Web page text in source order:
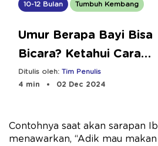
10-12 Bulan Tumbuh Kembang
Umur Berapa Bayi Bisa
Bicara? Ketahui Cara
Stimulasinya
Ditulis oleh: Tim Penulis
4 min
02 Dec 2024
Contohnya saat akan sarapan
menawarkan, “Adik mau